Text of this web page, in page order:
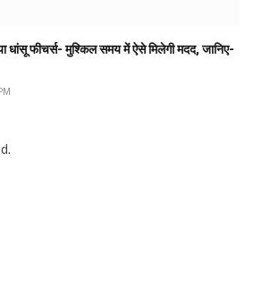
धांसू फीचर्स- मुश्किल समय में ऐसे मिलेगी मदद, जानिए-